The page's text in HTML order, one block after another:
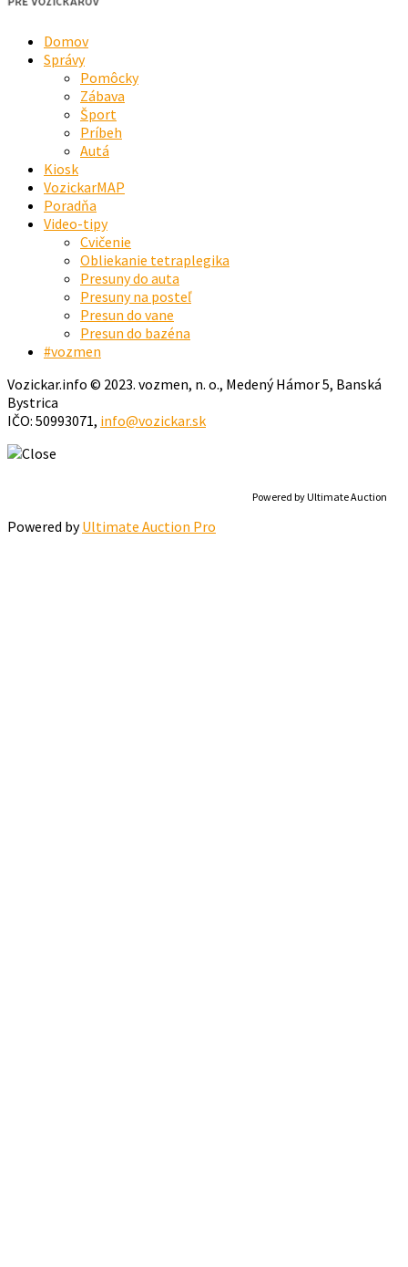
Domov
Správy
Pomôcky
Zábava
Šport
Príbeh
Autá
Kiosk
VozickarMAP
Poradňa
Video-tipy
Cvičenie
Obliekanie tetraplegika
Presuny do auta
Presuny na posteľ
Presun do vane
Presun do bazéna
#vozmen
Vozickar.info © 2023. vozmen, n. o., Medený Hámor 5, Banská
Bystrica
IČO: 50993071, info@vozickar.sk
Powered by Ultimate Auction
Powered byUltimate Auction Pro